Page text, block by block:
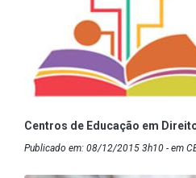
Centros de Educação em
Publicado em: 08/12/2015 3h10 - em